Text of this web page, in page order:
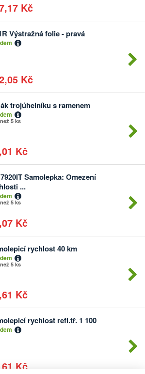
Kč
Výstražná folie - pravá
Kč
Počet
kusů
trojúhelníku s ramenem
5 ks
Kč
Počet
kusů
Samolepka: Omezení
...
5 ks
Kč
Počet
kusů
rychlost 40 km
5 ks
Kč
Počet
kusů
rychlost refl.tř. 1 100
Kč
Počet
kusů